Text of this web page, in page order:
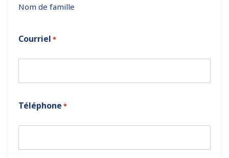
Nom de famille
Courriel *
Téléphone *